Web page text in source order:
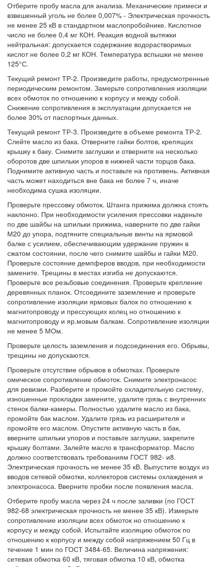
Отберите пробу масла для анализа. Механические примеси и
взвешенный уголь не более 0,007% - Электрическая прочность
не менее 25 кВ в стандартном маслопробойнике. Кислотное
число не более 0,4 мг КОН. Реакция водной вытяжки
нейтральная: допускается содержание водорастворимых
кислот не более 0,2 мг КОН. Температура вспышки не менее
125°С.
Текущий ремонт ТР-2. Произведите работы, предусмотренные
периодическим ремонтом. Замерьте сопротивления изоляции
всех обмоток по отношению к корпусу и между собой.
Снижение сопротивления в эксплуатации допускается не
более 30% от паспортных данных.
Текущий ремонт ТР-3. Произведите в объеме ремонта ТР-2.
Слейте масло из бака. Отверните гайки болтов, крепящих
крышку к баку. Снимите заглушки и отверните на несколько
оборотов две шпильки упоров в нижней части торцов бака.
Поднимите активную часть и поставьте на противень. Активная
часть может находиться вне бака не более 7 ч, иначе
необходима сушка изоляции.
Проверьте прессовку обмоток. Штанга прижима должна стоять
наклонно. При необходимости усиления прессовки наденьте
по две шайбы на шпильки прижима, наверните по две гайки
М20 до упора, подтяните специальные винты на ярмовой
балке с усилием, обеспечивающим удержание пружин в
сжатом состоянии, после чего снимите шайбы и гайки М20.
Проверьте состояние демпферов вводов, при необходимости
замените. Трещины в местах изгиба не допускаются.
Проверьте все резьбовые соединения. Проверьте крепление
деревянных планок. Отсоедините заземление и проверьте
сопротивление изоляции ярмовых балок по отношению к
магнитопроводу и прессующих колец но отношению к
магнитопроводу и яр.мовым балкам. Сопротивление изоляции
не менее 5 МОм.
Проверьте целость заземления и подсоединения его. Обрывы,
трещины не допускаются.
Проверьте отсутствие обрывов в обмотках. Проверьте
омическое сопротивление обмоток. Снимите электронасос
для ревизии. Разберите и промойте охладительную систему,
изношенные прокладки замените, удалите грязь с внутренних
стенок балки-камеры. Полностью удалите масло из бака,
промойте бак маслом. Удалите грязь из расширителя и
промойте его маслом. Опустите активную часть в бак,
вверните шпильки упоров и поставьте заглушки, закрепите
крышку болтами. Залейте масло в трансформатор. Масло
должно соответствовать требованиям ГОСТ 982- и8.
Электрическая прочность не менее 35 кВ. Выпустите воздух из
вводов сетевой обмотки, коллекторов системы охлаждения и
электронасоса. Вверните пробки после появления масла.
Отберите пробу масла через 24 ч после заливки (по ГОСТ
982-68 электрическая прочность не менее 35 кВ). Измерьте
сопротивление изоляции всех обмоток но отношению к
корпусу и между собой. Испытайте изоляцию обмоток по
отношению к корпусу и между собой напряжением 50 Гц в
течение 1 мин по ГОСТ 3484-65. Величина напряжения:
сетевая обмотка 60 кВ, тяговая обмотка 10 кВ, обмотка